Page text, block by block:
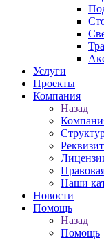
Услуги
Проекты
Компания
Назад
Наши
Новости
Помощь
Назад
Помощь